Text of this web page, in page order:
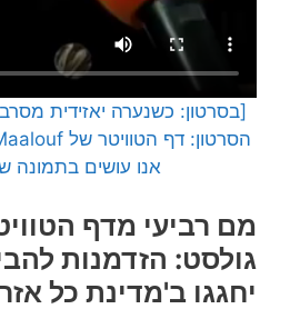
[בסרטון: כשנערה יאזידית
אנו עושים בתמונה
מם רביעי מדף
גולסט: הזדמנות
יחגגו ב'מדינת כל